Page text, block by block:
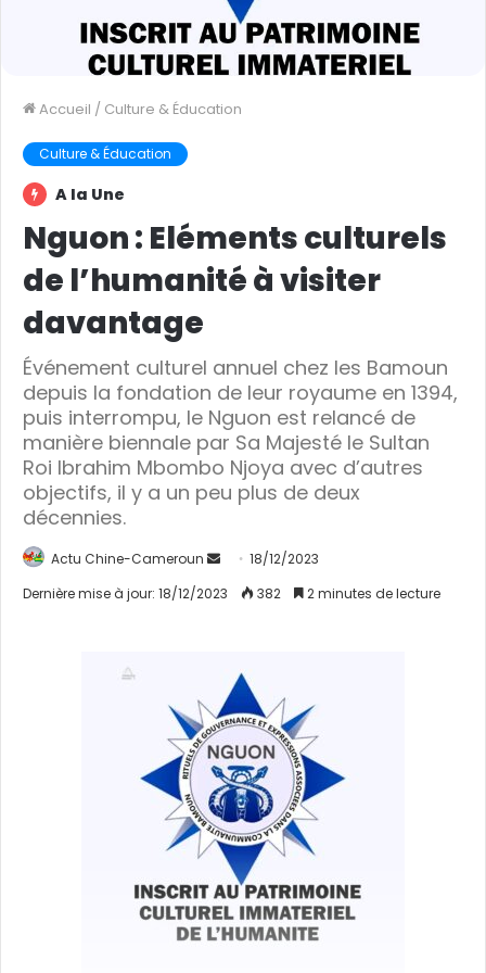
Accueil / Culture & Éducation
Culture & Éducation
A la Une
Nguon : Eléments culturels
de l’humanité à visiter
davantage
Événement culturel annuel chez les Bamoun
depuis la fondation de leur royaume en 1394,
puis interrompu, le Nguon est relancé de
manière biennale par Sa Majesté le Sultan
Roi Ibrahim Mbombo Njoya avec d’autres
objectifs, il y a un peu plus de deux
décennies.
Actu Chine-Cameroun
n
r
u
n
c
o
u
r
i
18/12/2023
Dernière mise à jour: 18/12/2023
382 2 minutes de lecture